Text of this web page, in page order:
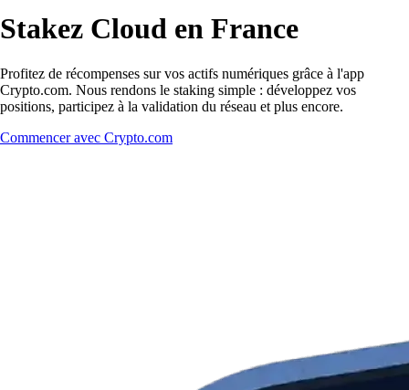
Stakez Cloud en France
Profitez de récompenses sur vos actifs numériques grâce à l'app
Crypto.com. Nous rendons le staking simple : développez vos
positions, participez à la validation du réseau et plus encore.
Commencer avec Crypto.com